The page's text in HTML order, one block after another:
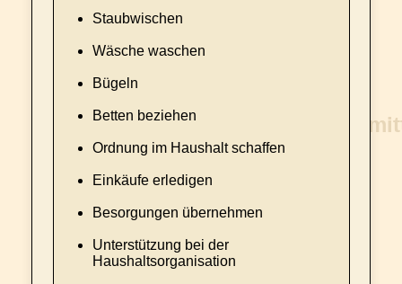
Staubwischen
Wäsche waschen
Bügeln
Betten beziehen
Ordnung im Haushalt schaffen
Einkäufe erledigen
Besorgungen übernehmen
Unterstützung bei der
Haushaltsorganisation